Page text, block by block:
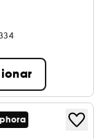
chantilly